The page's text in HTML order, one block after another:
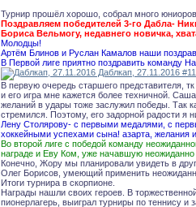
Турнир прошёл хорошо, собрал много
Поздравляем победителей 3-го Дабла-
Бориса Вельмогу, недавнего новичка,
Молодцы!
Артём Блинов и Руслан Камалов наши
В Первой лиге приятно поздравить команду
В первую очередь старшего представителя,
и его игра мне кажется более техничной.
желаний в удары тоже заслужил победы. Так
стремился. Поэтому, его задорной радости я
Лену Столярову- с первыми медалями, с
хоккейными успехами сына! азарта, желания
Во второй лиге с победой команду
награде и Еву Ком, уже начавшую неожиданно
Конечно, Жору мы планировали увидеть в
Олег Борисов, умеющий применить
Итоги турнира в скорпионе.
Награды нашли своих героев. В
пионерлагерь, выиграл турниры по теннису и